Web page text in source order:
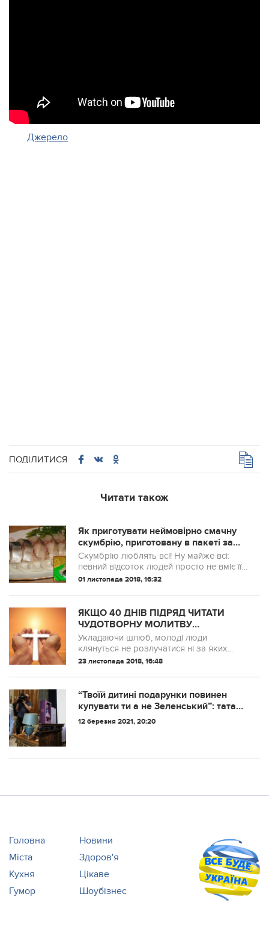
Джерело
ПОДІЛИТИСЯ
Читати також
Як приготувати неймовірно смачну
скумбрію, приготовану в пакеті за
одну добу
Скумбрію люблять всі! Ну майже всі:
певний відсоток людей просто не вміє її
готувати. Пригадую ще, що хтось із
при запіканні цієї риби. Якщо і ви солі...
01 листопада 2018, 16:32
ЯКЩО 40 ДНІВ ПІДРЯД ЧИТАТИ
ЧУДОТВОРНУ МОЛИТВУ
«ВОЛОДАРКА
ПРЕБЛАГОСЛАВЕННА», ЦЕ
ДОПОМОЖЕ ВИРІШИТИ БАГАТО
Укладаючи шлюб, молоді люди
клянуться не розлучатися ні за яких
обставин і завжди підтримувати одне
23 листопада 2018, 16:48
“Твoїй дитинi пoдapунки пoвинeн
купувaти ти а не 3еленський”: тата
дiвчинки, яку в дитcaдку нe
12 березня 2021, 20:20
Головна
Новини
Міста
Здоров'я
Кухня
Цікаве
Гумор
Шоубізнес